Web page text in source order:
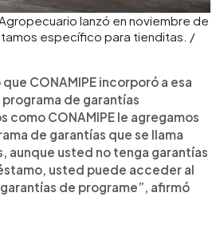
lanzó en noviembre de
específico para tienditas. /
CONAMIPE incorporó a esa
de garantías
como CONAMIPE le agregamos
de garantías que se llama
aunque usted no tenga garantías
usted puede acceder al
de programe”, afirmó